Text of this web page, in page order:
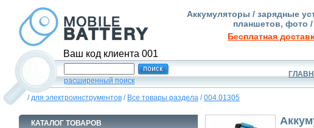
Ваш код клиента 001
Аккумуляторы / зарядные
планшетов, фото /
Бесплатная
расширенный поиск
/для электроинструментов / Все товары раздела /004.01305
КАТАЛОГ ТОВАРОВ